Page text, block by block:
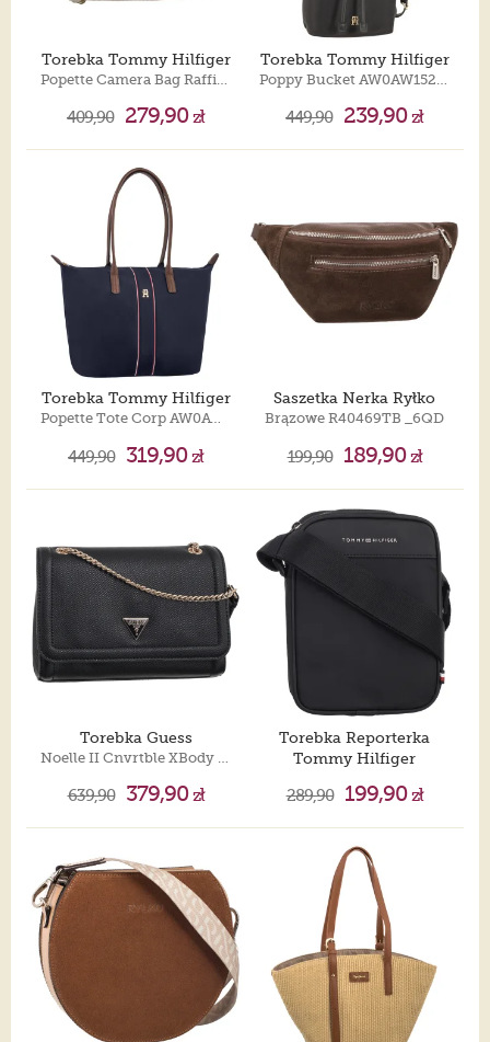
Torebka Tommy Hilfiger
409,90 279,90zł
Torebka Tommy Hilfiger
449,90 239,90zł
Torebka Tommy Hilfiger
Popette Tote Corp AW0AW17706 0GY
449,90 319,90zł
Saszetka Nerka Ryłko
Brązowe R40469TB _6QD
199,90 189,90zł
Torebka Guess
639,90 379,90zł
Torebka Reporterka
Tommy Hilfiger
289,90 199,90zł